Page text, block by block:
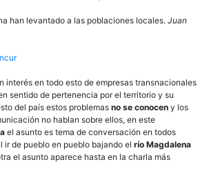
han levantado a las poblaciones locales. Juan
interés en todo esto de empresas transnacionales
sentido de pertenencia por el territorio y su
del país estos problemas no se conocen y los
no hablan sobre ellos, en este
el asunto es tema de conversación en todos
ir de pueblo en pueblo bajando el río Magdalena
el asunto aparece hasta en la charla más